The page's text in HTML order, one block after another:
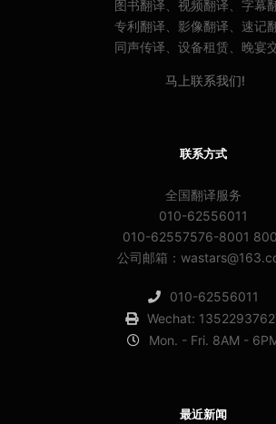
图书翻译、视频翻译、字幕
专利翻译、影像翻译、速记
同声传译、设备租赁、晚宴
马上联系我们!
联系方式
全国翻译服务
010-62556011
010-62557576-8001
公司邮箱：
010-62556011
Wechat:
Mon. - Fri. 8AM -
最近新闻